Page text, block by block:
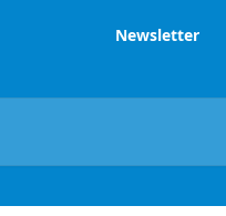
Newsletter